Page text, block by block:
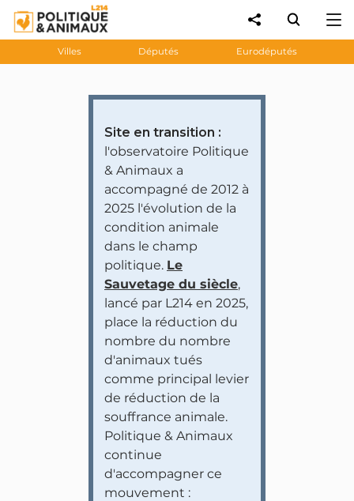
Villes Députés Eurodéputés
Site en transition :
l'observatoire Politique
& Animaux a
accompagné de 2012 à
2025 l'évolution de la
condition animale
dans le champ
politique. Le
Sauvetage du siècle,
lancé par L214 en 2025,
place la réduction du
nombre du nombre
d'animaux tués
comme principal levier
de réduction de la
souffrance animale.
Politique & Animaux
continue
d'accompagner ce
mouvement :